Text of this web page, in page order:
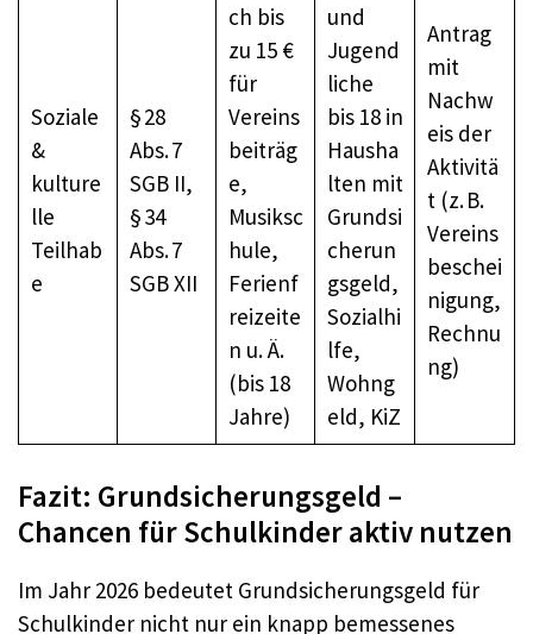
Soziale
&
kulture
lle
Teilhab
e
§ 28
Abs. 7
SGB II,
§ 34
Abs. 7
SGB XII
ch bis
zu 15 €
für
Vereins
beiträg
e,
Musiksc
hule,
Ferienf
reizeite
n u. Ä.
(bis 18
Jahre)
und
Jugend
liche
bis 18 in
Hausha
lten mit
Grundsi
cherun
gsgeld,
Sozialhi
lfe,
Wohng
eld, KiZ
Antrag
mit
Nachw
eis der
Aktivitä
t (z. B.
Vereins
beschei
nigung,
Rechnu
ng)
Fazit: Grundsicherungsgeld –
Chancen für Schulkinder aktiv nutzen
Im Jahr 2026 bedeutet Grundsicherungsgeld für
Schulkinder nicht nur ein knapp bemessenes